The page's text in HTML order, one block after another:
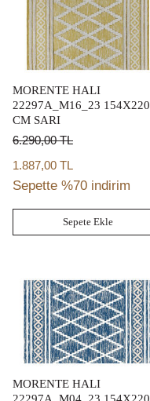
MORENTE HALI
22297A_M16_23 154X220
CM SARI
6.290,00TL
1.887,00 TL
Sepette %70 indirim
Sepete Ekle
MORENTE HALI